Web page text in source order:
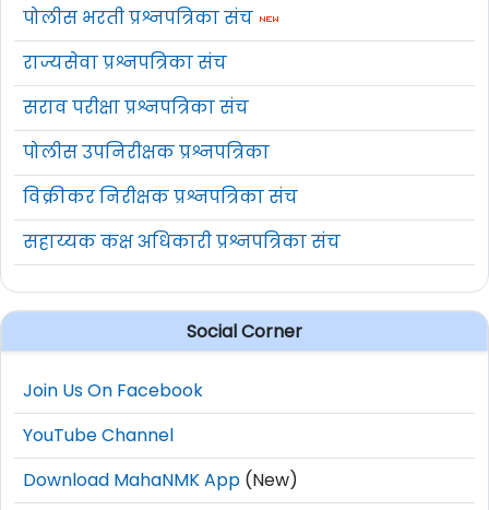
पोलीस भरती प्रश्नपत्रिका संच
राज्यसेवा प्रश्नपत्रिका संच
सराव परीक्षा प्रश्नपत्रिका संच
पोलीस उपनिरीक्षक प्रश्नपत्रिका
विक्रीकर निरीक्षक प्रश्नपत्रिका संच
सहाय्यक कक्ष अधिकारी प्रश्नपत्रिका संच
Social Corner
Join Us On Facebook
YouTube Channel
Download MahaNMK App (New)